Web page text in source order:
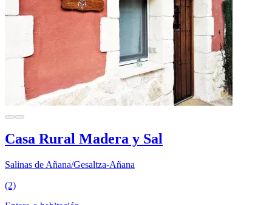
Casa Rural Madera y Sal
Salinas de Añana/Gesaltza-Añana
(2)